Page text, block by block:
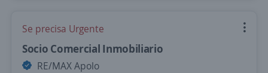
Se precisa Urgente
Socio Comercial Inmobiliario
RE/MAX Apolo